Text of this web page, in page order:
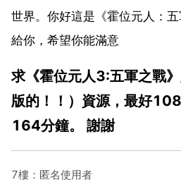
世界。你好這是《霍位元人：
給你，希望你能滿意
求《霍位元人3:五軍之戰
版的！！）資源，最好
164分鐘。 謝謝
7樓：匿名使用者